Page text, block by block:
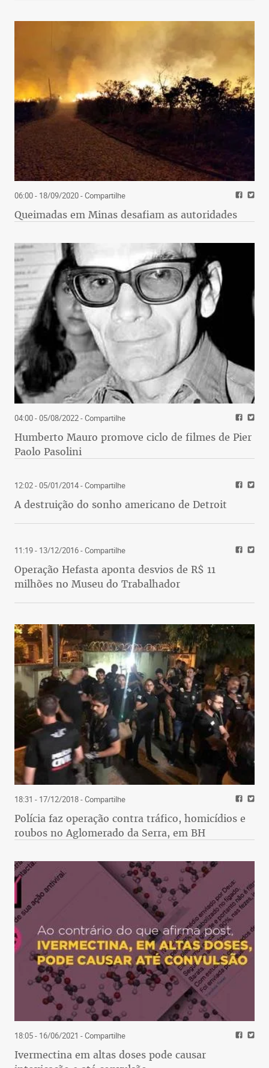
06:00 - 18/09/2020- Compartilhe
Queimadas em Minas desafiam as autoridades
04:00 - 05/08/2022- Compartilhe
Humberto Mauro promove ciclo de filmes de Pier
Paolo Pasolini
12:02 - 05/01/2014- Compartilhe
A destruição do sonho americano de Detroit
11:19 - 13/12/2016- Compartilhe
Operação Hefasta aponta desvios de R$ 11
milhões no Museu do Trabalhador
18:31 - 17/12/2018- Compartilhe
Polícia faz operação contra tráfico, homicídios e
roubos no Aglomerado da Serra, em BH
18:05 - 16/06/2021 - Compartilhe
Ivermectina em altas doses pode causar